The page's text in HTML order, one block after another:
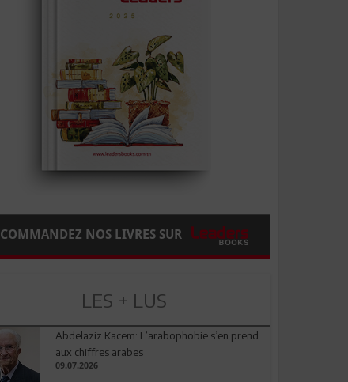
COMMANDEZ NOS LIVRES SUR
LES + LUS
Abdelaziz Kacem: L’arabophobie s’en prend
aux chiffres arabes
09.07.2026